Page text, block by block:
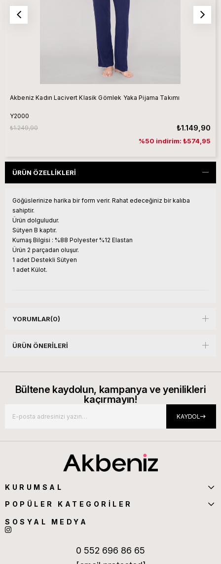
Akbeniz Kadın Lacivert Klasik Gömlek Yaka Pijama Takımı
Y2000
₺1.149,90
₺1.249,90
%50 indirim: ₺574,95
ÜRÜN ÖZELLIKLERI
Göğüslerinize harika bir form verir. Rahat edeceğiniz bir kalıba
sahiptir.
Ürün dolguludur.
Sütyen B kaptır.
Kumaş Bilgisi : %88 Polyester %12 Elastan
Ürün 2 parçadan oluşur.
1 adet Destekli Sütyen
1 adet Külot.
YORUMLAR(0)
ÜRÜN ÖNERILERI
Bültene kaydolun, kampanya ve yenilikleri
kaçırmayın!
KAYDOL
KURUMSAL
POPÜLER KATEGORİLER
SOSYAL MEDYA
0 552 696 86 65